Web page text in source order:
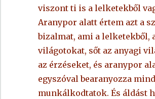
viszont ti is a lelketekből
Aranypor alatt értem azt a
bizalmat, ami a
világotokat, sőt az anyagi
az érzéseket, és aranypor
egyszóval bearanyozza
munkálkodtatok. És áldást